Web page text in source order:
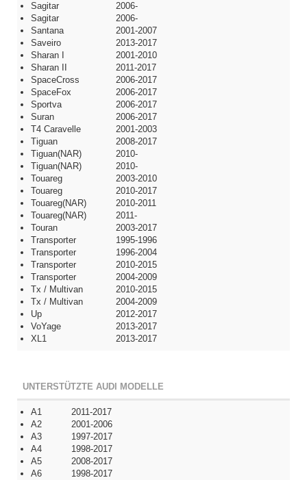
Sagitar
2006-
Sagitar
2006-
Santana
2001-2007
Saveiro
2013-2017
Sharan I
2001-2010
Sharan II
2011-2017
SpaceCross
2006-2017
SpaceFox
2006-2017
Sportva
2006-2017
Suran
2006-2017
T4 Caravelle
2001-2003
Tiguan
2008-2017
Tiguan(NAR)
2010-
Tiguan(NAR)
2010-
Touareg
2003-2010
Touareg
2010-2017
Touareg(NAR)
2010-2011
Touareg(NAR)
2011-
Touran
2003-2017
Transporter
1995-1996
Transporter
1996-2004
Transporter
2010-2015
Transporter
2004-2009
Tx / Multivan
2010-2015
Tx / Multivan
2004-2009
Up
2012-2017
VoYage
2013-2017
XL1
2013-2017
UNTERSTÜTZTE AUDI MODELLE
A1
2011-2017
A2
2001-2006
A3
1997-2017
A4
1998-2017
A5
2008-2017
A6
1998-2017